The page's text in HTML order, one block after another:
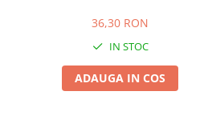
36,30 RON
IN STOC
ADAUGA IN COS